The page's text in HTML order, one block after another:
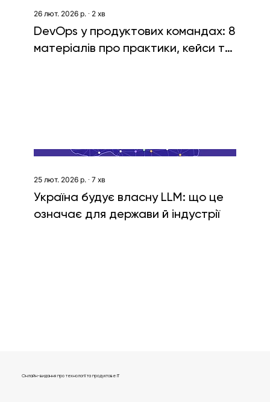
26 лют. 2026 р. ∙ 2 хв
DevOps у продуктових командах: 8
матеріалів про практики, кейси та
25 лют. 2026 р. ∙ 7 хв
Україна будує власну LLM: що це
означає для держави й індустрії
Онлайн-видання про технології та продуктове IT